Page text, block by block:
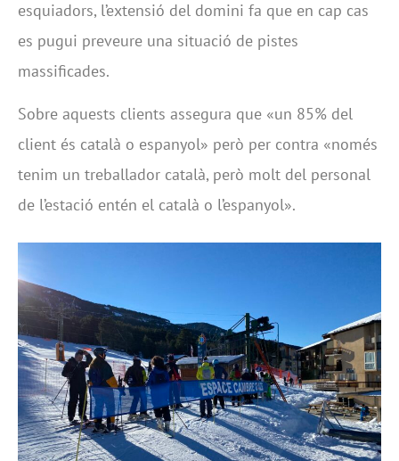
esquiadors, l’extensió del domini fa que en cap cas
es pugui preveure una situació de pistes
massificades.
Sobre aquests clients assegura que «un 85% del
client és català o espanyol» però per contra «només
tenim un treballador català, però molt del personal
de l’estació entén el català o l’espanyol».